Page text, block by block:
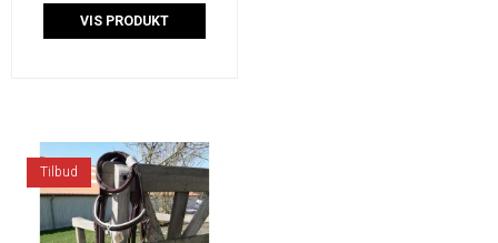
VIS PRODUKT
Tilbud